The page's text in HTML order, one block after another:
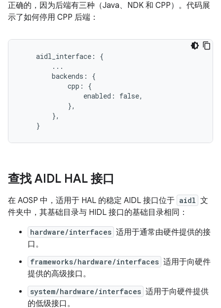
正确的，因为后端有三种（Java、NDK 和 CPP）。代码展
示了如何停用 CPP 后端：
    aidl_interface: {
        ...
        backends: {
            cpp: {
                enabled: false,
            },
        },
查找 AIDL HAL 接口
在 AOSP 中，适用于 HAL 的稳定 AIDL 接口位于 aidl 文
件夹中，其基础目录与 HIDL 接口的基础目录相同：
hardware/interfaces 适用于通常由硬件提供的接
口。
frameworks/hardware/interfaces 适用于向硬件
提供的高级接口。
system/hardware/interfaces 适用于向硬件提供
的低级接口。